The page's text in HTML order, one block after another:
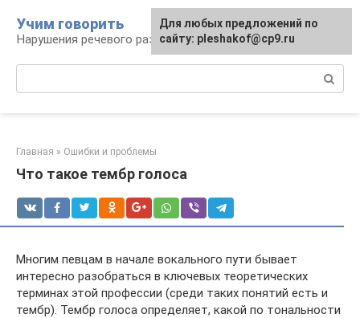
контенту
Учим говорить
Нарушения речевого развития
Главная » Ошибки и проблемы
Что такое тембр голоса
Многим певцам в начале вокального пути бывает
интересно разобраться в ключевых теоретических
терминах этой профессии (среди таких понятий есть и
тембр). Тембр голоса определяет, какой по тональности
Для любых предложений по
сайту: pleshakof@cp9.ru